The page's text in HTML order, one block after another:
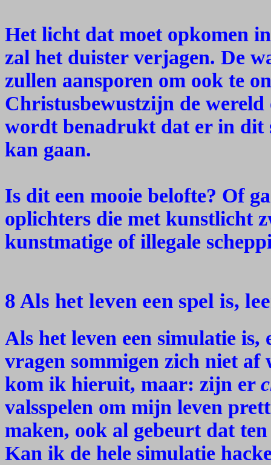
Het licht dat moet opkomen
zal het duister verjagen. De
zullen aansporen om ook te
Christusbewustzijn de wereld
wordt benadrukt dat er in dit
kan gaan.
Is dit een mooie belofte? Of
oplichters die met kunstlicht
kunstmatige of illegale
8 Als het leven een spel is,
Als het leven een simulatie is,
vragen sommigen zich niet af
kom ik hieruit, maar: zijn er
valsspelen om mijn leven
maken, ook al gebeurt dat
Kan ik de hele simulatie